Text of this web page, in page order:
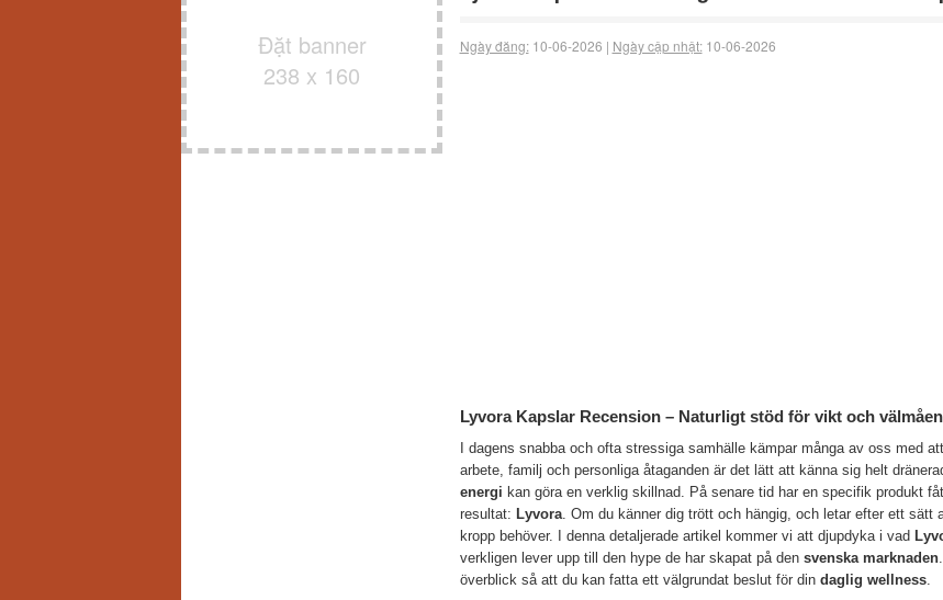
Đặt banner
238 x 160
Ngày đăng:10-06-2026 | Ngày cập nhật:10-06-2026
Lyvora Kapslar Recension – Naturligt stöd för vikt och
I dagens snabba och ofta stressiga samhälle kämpar många av oss med
arbete, familj och personliga åtaganden är det lätt att känna sig helt
energi kan göra en verklig skillnad. På senare tid har en specifik produkt
resultat: Lyvora. Om du känner dig trött och hängig, och letar efter ett
kropp behöver. I denna detaljerade artikel kommer vi att djupdyka i vad
verkligen lever upp till den hype de har skapat på den svenska marknaden
överblick så att du kan fatta ett välgrundat beslut för din daglig wellness.